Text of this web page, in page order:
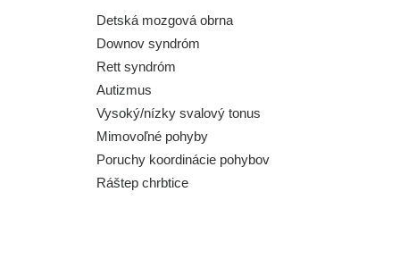
Detská mozgová obrna
Downov syndróm
Rett syndróm
Autizmus
Vysoký/nízky svalový tonus
Mimovoľné pohyby
Poruchy koordinácie pohybov
Ráštep chrbtice